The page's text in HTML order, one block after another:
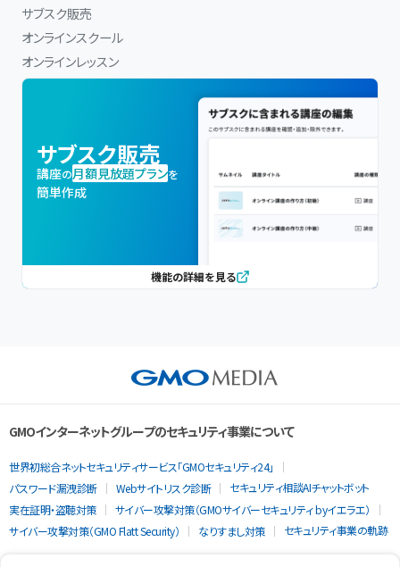
サブスク販売
オンラインスクール
オンラインレッスン
サブスク販売
講座の月額見放題プランを
簡単作成
機能の詳細を見る
GMOインターネットグループのセキュリティ事業について
世界初総合ネットセキュリティサービス「GMOセキュリティ24」
パスワード漏洩診断
Webサイトリスク診断
セキュリティ相談AIチャットボット
実在証明・盗聴対策
サイバー攻撃対策（GMOサイバーセキュリティ byイエラエ）
サイバー攻撃対策（GMO Flatt Security）
なりすまし対策 セキュリティ事業の軌跡